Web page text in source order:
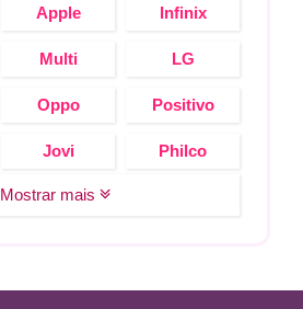
Apple Infinix
Multi LG
Oppo Positivo
Jovi Philco
Mostrar mais